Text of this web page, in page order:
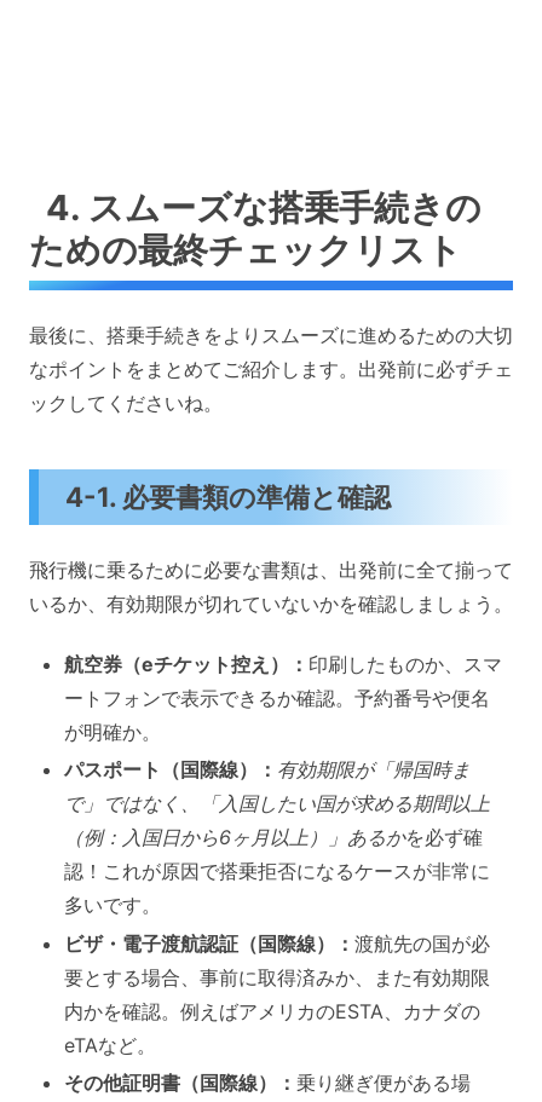
4. スムーズな搭乗手続きの
ための最終チェックリスト
最後に、搭乗手続きをよりスムーズに進めるための大切
なポイントをまとめてご紹介します。出発前に必ずチェ
ックしてくださいね。
4-1. 必要書類の準備と確認
飛行機に乗るために必要な書類は、出発前に全て揃って
いるか、有効期限が切れていないかを確認しましょう。
航空券（eチケット控え）： 印刷したものか、スマ
ートフォンで表示できるか確認。予約番号や便名
が明確か。
パスポート（国際線）： 有効期限が「帰国時ま
で」ではなく、「入国したい国が求める期間以上
（例：入国日から6ヶ月以上）」あるかを必ず確
認！これが原因で搭乗拒否になるケースが非常に
多いです。
ビザ・電子渡航認証（国際線）：渡航先の国が必
要とする場合、事前に取得済みか、また有効期限
内かを確認。例えばアメリカのESTA、カナダの
eTAなど。
その他証明書（国際線）： 乗り継ぎ便がある場